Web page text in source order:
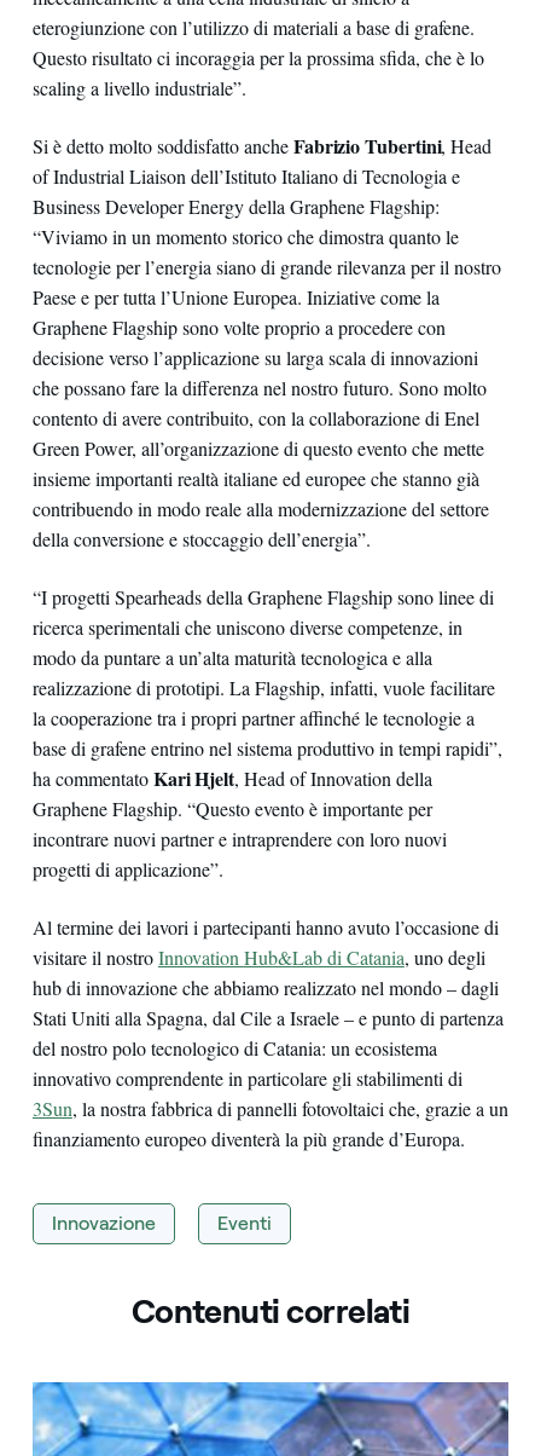
eterogiunzione con l’utilizzo di materiali a base di grafene.
Questo risultato ci incoraggia per la prossima sfida, che è lo
scaling a livello industriale”.
Si è detto molto soddisfatto ancheFabrizio Tubertini, Head
of Industrial Liaison dell’Istituto Italiano di Tecnologia e
Business Developer Energy della Graphene Flagship:
“Viviamo in un momento storico che dimostra quanto le
tecnologie per l’energia siano di grande rilevanza per il nostro
Paese e per tutta l’Unione Europea. Iniziative come la
Graphene Flagship sono volte proprio a procedere con
decisione verso l’applicazione su larga scala di innovazioni
che possano fare la differenza nel nostro futuro. Sono molto
contento di avere contribuito, con la collaborazione di Enel
Green Power, all’organizzazione di questo evento che mette
insieme importanti realtà italiane ed europee che stanno già
contribuendo in modo reale alla modernizzazione del settore
della conversione e stoccaggio dell’energia”.
“I progetti Spearheads della Graphene Flagship sono linee di
ricerca sperimentali che uniscono diverse competenze, in
modo da puntare a un’alta maturità tecnologica e alla
realizzazione di prototipi. La Flagship, infatti, vuole facilitare
la cooperazione tra i propri partner affinché le tecnologie a
base di grafene entrino nel sistema produttivo in tempi rapidi”,
ha commentatoKari Hjelt, Head of Innovation della
Graphene Flagship. “Questo evento è importante per
incontrare nuovi partner e intraprendere con loro nuovi
progetti di applicazione”.
Al termine dei lavori i partecipanti hanno avuto l’occasione di
visitare il nostroInnovation Hub&Lab di Catania, uno degli
hub di innovazione che abbiamo realizzato nel mondo – dagli
Stati Uniti alla Spagna, dal Cile a Israele – e punto di partenza
del nostro polo tecnologico di Catania: un ecosistema
innovativo comprendente in particolare gli stabilimenti di
3Sun, la nostra fabbrica di pannelli fotovoltaici che, grazie a un
finanziamento europeo diventerà la più grande d’Europa.
Innovazione Eventi
Contenuti correlati